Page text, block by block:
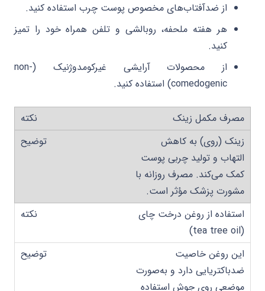
از ضدآفتاب‌های مخصوص پوست چرب استفاده کنید.
هر هفته ملحفه، روبالشی و تلفن همراه خود را تمیز
کنید.
از محصولات آرایشی غیرکومدوژنیک (non-
comedogenic) استفاده کنید.
مصرف مکمل زینک
زینک (روی) به کاهش
التهاب و تولید چربی پوست
کمک می‌کند. مصرف روزانه با
مشورت پزشک مؤثر است.
استفاده از روغن درخت چای
(tea tree oil)
این روغن خاصیت
ضدباکتریایی دارد و به‌صورت
موضعی روی جوش استفاده